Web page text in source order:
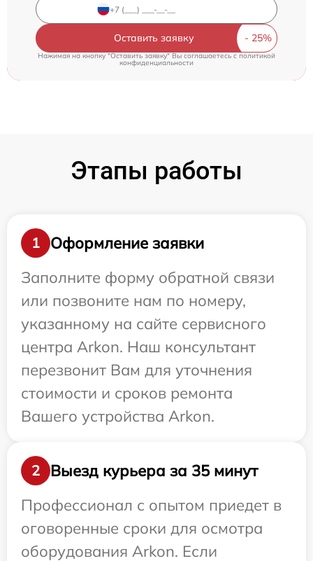
Оставить заявку
Нажимая на кнопку "Оставить заявку" Вы соглашаетесь c политикой
конфиденциальности
Этапы работы
1
Оформление заявки
Заполните форму обратной связи
или позвоните нам по номеру,
указанному на сайте сервисного
центра Arkon. Наш консультант
перезвонит Вам для уточнения
стоимости и сроков ремонта
Вашего устройства Arkon.
2
Выезд курьера за 35 минут
Профессионал с опытом приедет в
оговоренные сроки для осмотра
оборудования Arkon. Если